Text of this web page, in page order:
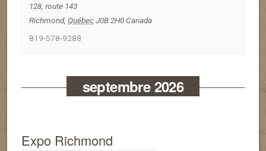
128, route 143
Richmond, QuébecJ0B 2H0Canada
819-578-9288
septembre 2026
Expo Richmond